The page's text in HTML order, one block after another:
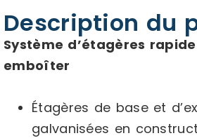
Description du
Système d’étagères
emboîter
Étagères de base et
galvanisées en